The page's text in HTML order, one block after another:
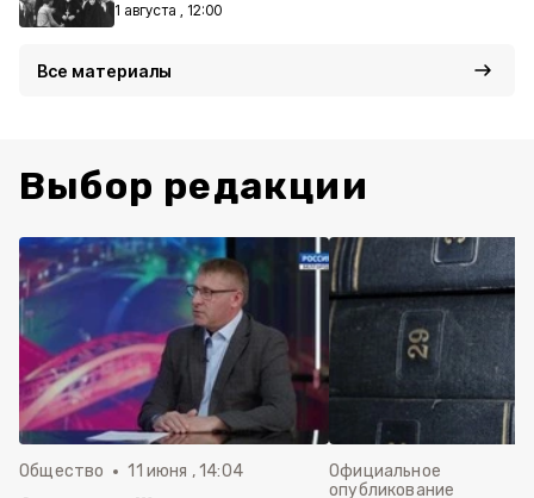
1 августа , 12:00
Все материалы
Выбор редакции
Общество 11 июня , 14:04
Официальное
опубликование